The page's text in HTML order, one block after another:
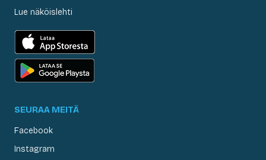
Lue näköislehti
SEURAA MEITÄ
Facebook
Instagram